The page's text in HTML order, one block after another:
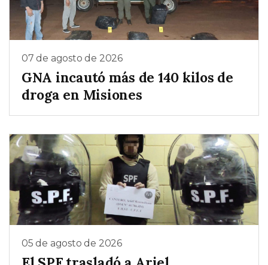
07 de agosto de 2026
GNA incautó más de 140 kilos de
droga en Misiones
05 de agosto de 2026